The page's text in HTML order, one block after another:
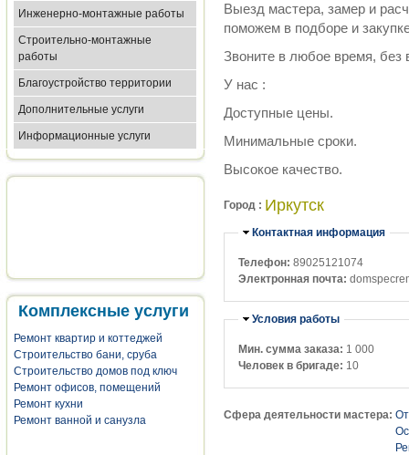
Инженерно-монтажные работы
Строительно-монтажные
работы
Благоустройство территории
Дополнительные услуги
Информационные услуги
Комплексные услуги
Ремонт квартир и коттеджей
Строительство бани, сруба
Строительство домов под ключ
Ремонт офисов, помещений
Ремонт кухни
Ремонт ванной и санузла
Выезд мастера, замер и
поможем в подборе и
Звоните в любое время, без
У нас :
Доступные цены.
Минимальные сроки.
Высокое качество.
Город : Иркутск
Убрать
Контактная информация
Телефон: 89025121074
Электронная почта:
Убрать
Условия работы
Мин. сумма заказа: 1 000
Человек в бригаде: 10
Сфера деятельности мастера: